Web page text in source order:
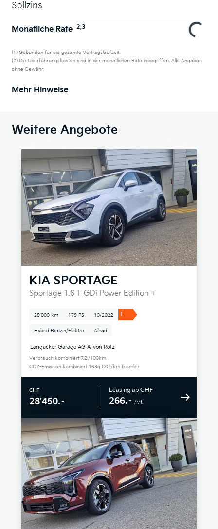
Sollzins
Monatliche Rate 2,3
(1) Gebunden für die gesamte Vertragslaufzeit.
(2) Die Überführungskosten sind in der monatlichen Rate inbegriffen. Alle Angaben
ohne Gewähr.
Mehr Hinweise
Weitere Angebote
KIA SPORTAGE
Sportage 1.6 T-GDi Power Edition +
29'000 km 179 PS 10/2022 F
Hybrid Benzin/Elektro Allrad
Langacker Garage AG A. von Rotz
Verbrauch kombiniert 7.2l/100km
CO2-Emission kombiniert 163g C02/km (kombi)
CHF
28'450.–
Leasing ab CHF
266.– /Mt.